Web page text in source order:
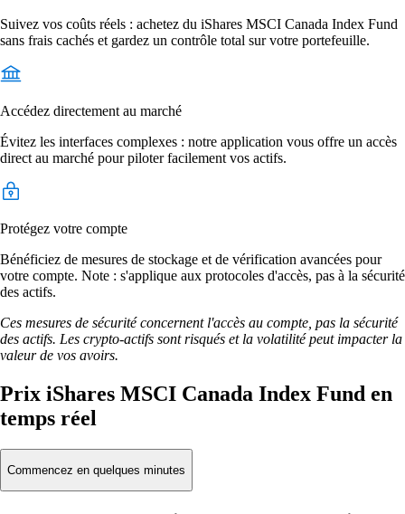
Suivez vos coûts réels : achetez du iShares MSCI Canada Index Fund
sans frais cachés et gardez un contrôle total sur votre portefeuille.
Accédez directement au marché
Évitez les interfaces complexes : notre application vous offre un accès
direct au marché pour piloter facilement vos actifs.
Protégez votre compte
Bénéficiez de mesures de stockage et de vérification avancées pour
votre compte. Note : s'applique aux protocoles d'accès, pas à la sécurité
des actifs.
Ces mesures de sécurité concernent l'accès au compte, pas la sécurité
des actifs. Les crypto-actifs sont risqués et la volatilité peut impacter la
valeur de vos avoirs.
Prix iShares MSCI Canada Index Fund en
temps réel
Commencez en quelques minutes